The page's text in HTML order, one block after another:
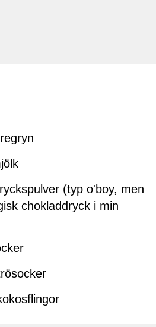
(typ o'boy, men
chokladdryck i min